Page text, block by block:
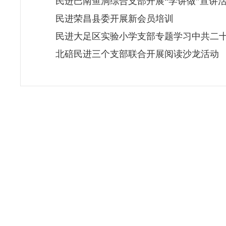
民进荣昌县委开展新会员培训
民进大足区实验小学支部专题学习中共二
北碚民进三个支部联合开展阅读沙龙活动